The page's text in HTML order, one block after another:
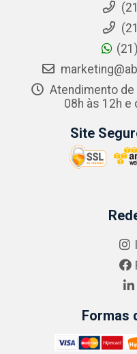
Atendimento
08h às 12h e
Site
Formas